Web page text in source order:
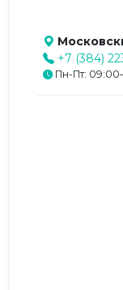
+7 (384)
Пн-Пт: